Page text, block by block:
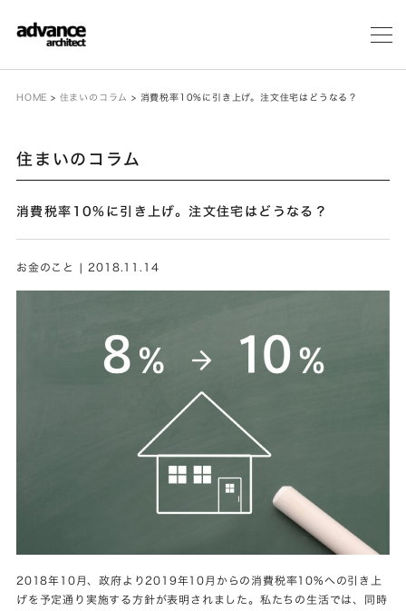
メ
HOME > 住まいのコラム > 消費税率10%に引き上げ。注文住宅はどうなる？
住まいのコラム
消費税率10%に引き上げ。注文住宅はどうなる？
お金のこと | 2018.11.14
2018年10月、政府より2019年10月からの消費税率10%への引き上
げを予定通り実施する方針が表明されました。私たちの生活では、同時